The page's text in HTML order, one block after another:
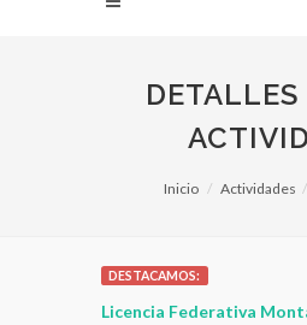
Inicio Actividades
DESTACAMOS:
Licencia Federativa